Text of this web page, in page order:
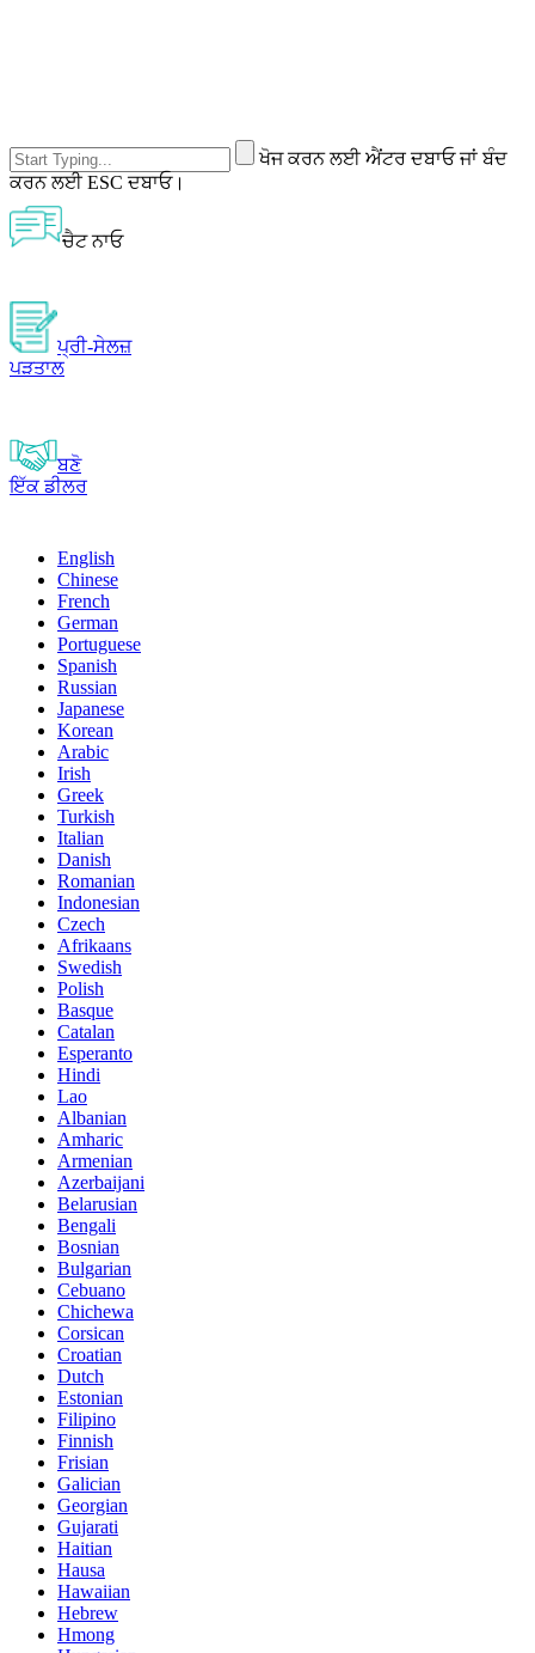
ਖੋਜ ਕਰਨ ਲਈ ਐਂਟਰ ਦਬਾਓ ਜਾਂ ਬੰਦ
ਕਰਨ ਲਈ ESC ਦਬਾਓ।
ਚੈਟ ਨਾਓ
ਪ੍ਰੀ-ਸੇਲਜ਼
ਪੜਤਾਲ
ਬਣੋ
ਇੱਕ ਡੀਲਰ
English
Chinese
French
German
Portuguese
Spanish
Russian
Japanese
Korean
Arabic
Irish
Greek
Turkish
Italian
Danish
Romanian
Indonesian
Czech
Afrikaans
Swedish
Polish
Basque
Catalan
Esperanto
Hindi
Lao
Albanian
Amharic
Armenian
Azerbaijani
Belarusian
Bengali
Bosnian
Bulgarian
Cebuano
Chichewa
Corsican
Croatian
Dutch
Estonian
Filipino
Finnish
Frisian
Galician
Georgian
Gujarati
Haitian
Hausa
Hawaiian
Hebrew
Hmong